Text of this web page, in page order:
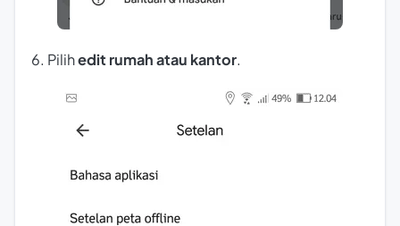
6. Pilihedit rumah atau kantor.